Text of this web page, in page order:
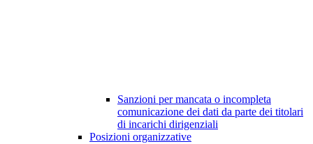
Sanzioni per mancata o incompleta
comunicazione dei dati da parte dei titolari
di incarichi dirigenziali
Posizioni organizzative